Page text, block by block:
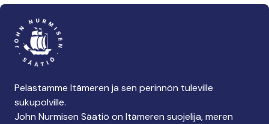
Pelastamme Itämeren ja sen perinnön tuleville
sukupolville.
John Nurmisen Säätiö on Itämeren suojelija, meren